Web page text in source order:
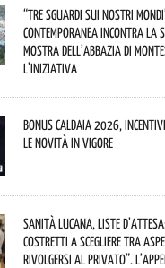
“Tre Sguardi sui Nostri
contemporanea incontra la
mostra dell’Abbazia di
L’iniziativa
Bonus caldaia 2026,
le novità in vigore
Sanità lucana, liste
costretti a scegliere tra
rivolgersi al privato”.